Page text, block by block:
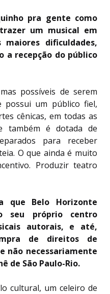
pra gente como
um musical em
dificuldades,
a recepção do público
possíveis de serem
possui um público fiel,
cênicas, em todas as
também é dotada de
para receber
O que ainda é muito
Produzir teatro
que Belo Horizonte
seu próprio centro
autorais, e até,
de direitos de
não necessariamente
de São Paulo-Rio.
cultural, um celeiro de